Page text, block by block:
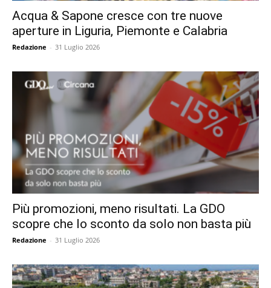
Acqua & Sapone cresce con tre nuove
aperture in Liguria, Piemonte e Calabria
Redazione - 31 Luglio 2026
Più promozioni, meno risultati. La GDO
scopre che lo sconto da solo non basta più
Redazione - 31 Luglio 2026